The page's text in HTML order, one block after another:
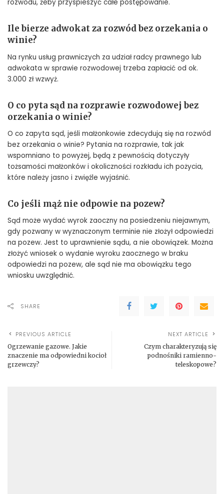
rozwodu, żeby przyspieszyć całe postępowanie.
Ile bierze adwokat za rozwód bez orzekania o
winie?
Na rynku usług prawniczych za udział radcy prawnego lub
adwokata w sprawie rozwodowej trzeba zapłacić od ok.
3.000 zł wzwyż.
O co pyta sąd na rozprawie rozwodowej bez
orzekania o winie?
O co zapyta sąd, jeśli małżonkowie zdecydują się na rozwód
bez orzekania o winie? Pytania na rozprawie, tak jak
wspomniano to powyżej, będą z pewnością dotyczyły
tożsamości małżonków i okoliczności rozkładu ich pożycia,
które należy jasno i zwięźle wyjaśnić.
Co jeśli mąż nie odpowie na pozew?
Sąd może wydać wyrok zaoczny na posiedzeniu niejawnym,
gdy pozwany w wyznaczonym terminie nie złożył odpowiedzi
na pozew. Jest to uprawnienie sądu, a nie obowiązek. Można
złożyć wniosek o wydanie wyroku zaocznego w braku
odpowiedzi na pozew, ale sąd nie ma obowiązku tego
wniosku uwzględnić.
SHARE
PREVIOUS ARTICLE
Ogrzewanie gazowe. Jakie
znaczenie ma odpowiedni kocioł
grzewczy?
NEXT ARTICLE
Czym charakteryzują się
podnośniki ramienno-
teleskopowe?